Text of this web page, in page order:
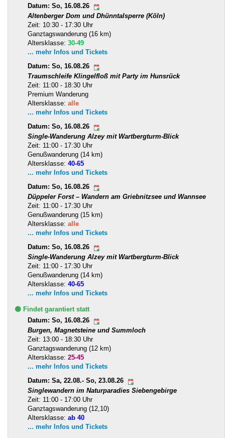
Datum: So, 16.08.26
Altenberger Dom und Dhünntalsperre (Köln)
Zeit: 10:30 - 17:30 Uhr
Ganztagswanderung (16 km)
Altersklasse: 30-49
... mehr Infos und Tickets
Datum: So, 16.08.26
Traumschleife Klingelfloß mit Party im Hunsrück
Zeit: 11:00 - 18:30 Uhr
Premium Wanderung
Altersklasse: alle
... mehr Infos und Tickets
Datum: So, 16.08.26
Single-Wanderung Alzey mit Wartbergturm-Blick
Zeit: 11:00 - 17:30 Uhr
Genußwanderung (14 km)
Altersklasse: 40-65
... mehr Infos und Tickets
Datum: So, 16.08.26
Düppeler Forst – Wandern am Griebnitzsee und Wannsee
Zeit: 11:00 - 17:30 Uhr
Genußwanderung (15 km)
Altersklasse: alle
... mehr Infos und Tickets
Datum: So, 16.08.26
Single-Wanderung Alzey mit Wartbergturm-Blick
Zeit: 11:00 - 17:30 Uhr
Genußwanderung (14 km)
Altersklasse: 40-65
... mehr Infos und Tickets
🟢 Findet garantiert statt
Datum: So, 16.08.26
Burgen, Magnetsteine und Summloch
Zeit: 13:00 - 18:30 Uhr
Ganztagswanderung (12 km)
Altersklasse: 25-45
... mehr Infos und Tickets
Datum: Sa, 22.08.- So, 23.08.26
Singlewandern im Naturparadies Siebengebirge
Zeit: 11:00 - 17:00 Uhr
Ganztagswanderung (12,10)
Altersklasse: ab 40
... mehr Infos und Tickets